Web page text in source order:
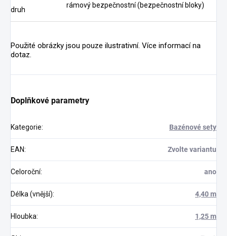
druh
rámový bezpečnostní (bezpečnostní bloky)
Použité obrázky jsou pouze ilustrativní. Více informací na
dotaz.
Doplňkové parametry
Kategorie: Bazénové sety
EAN: Zvolte variantu
Celoroční: ano
Délka (vnější): 4,40 m
Hloubka: 1,25 m